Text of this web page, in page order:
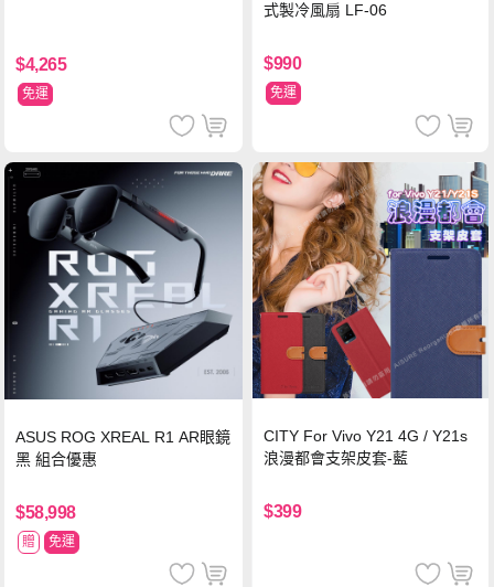
$4,265
免運
式製冷風扇 LF-06
$990
免運
ASUS ROG XREAL R1 AR眼鏡
黑 組合優惠
$58,998
贈 免運
CITY For Vivo Y21 4G / Y21s
浪漫都會支架皮套-藍
$399